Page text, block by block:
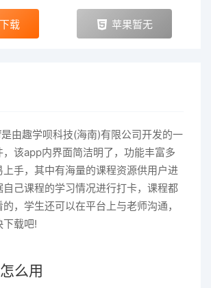
载 苹果暂无
由趣学呗科技(海南)有限公司开发的一
该app内界面简洁明了，功能丰富多
手，其中有海量的课程资源供用户进
己课程的学习情况进行打卡，课程都
，学生还可以在平台上与老师沟通，
下载吧!
么用